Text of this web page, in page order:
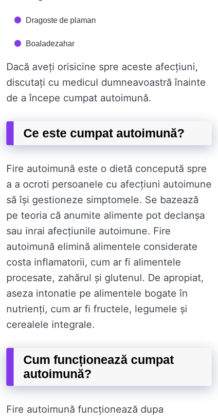
Dragoste de plaman
Boaladezahar
Dacă aveți orisicine spre aceste afecțiuni,
discutați cu medicul dumneavoastră înainte
de a începe cumpat autoimună.
Ce este cumpat autoimună?
Fire autoimună este o dietă concepută spre
a a ocroti persoanele cu afecțiuni autoimune
să își gestioneze simptomele. Se bazează
pe teoria că anumite alimente pot declanșa
sau inrai afecțiunile autoimune. Fire
autoimună elimină alimentele considerate
costa inflamatorii, cum ar fi alimentele
procesate, zahărul și glutenul. De apropiat,
aseza intonatie pe alimentele bogate în
nutrienți, cum ar fi fructele, legumele și
cerealele integrale.
Cum funcționează cumpat
autoimună?
Fire autoimună funcționează dupa